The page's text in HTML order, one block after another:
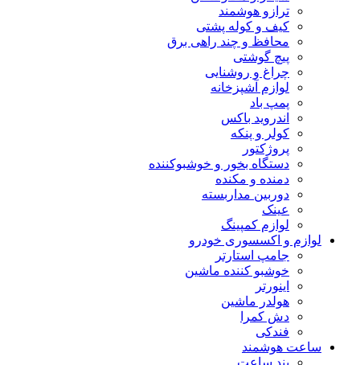
ترازو هوشمند
کیف و کوله پشتی
محافظ و چند راهی برق
پیچ گوشتی
چراغ و روشنایی
لوازم آشپزخانه
پمپ باد
اندروید باکس
کولر و پنکه
پروژکتور
دستگاه بخور و خوشبوکننده
دمنده و مکنده
دوربین مداربسته
عینک
لوازم کمپینگ
لوازم و اکسسوری خودرو
جامپ استارتر
خوشبو کننده ماشین
اینورتر
هولدر ماشین
دش کمرا
فندکی
ساعت هوشمند
بند ساعت